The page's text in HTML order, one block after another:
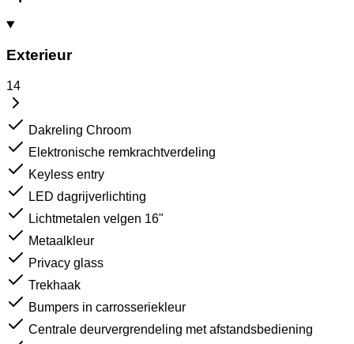
Exterieur
14
Dakreling Chroom
Elektronische remkrachtverdeling
Keyless entry
LED dagrijverlichting
Lichtmetalen velgen 16"
Metaalkleur
Privacy glass
Trekhaak
Bumpers in carrosseriekleur
Centrale deurvergrendeling met afstandsbediening